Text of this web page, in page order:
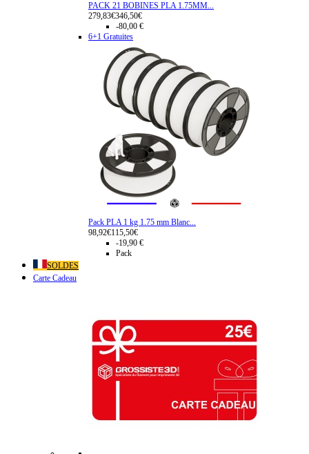
PACK 21 BOBINES PLA 1.75MM...
279,83€346,50€
-80,00 €
6+1 Gratuites
Pack PLA 1 kg 1.75 mm Blanc...
98,92€115,50€
-19,90 €
Pack
SOLDES
Carte Cadeau